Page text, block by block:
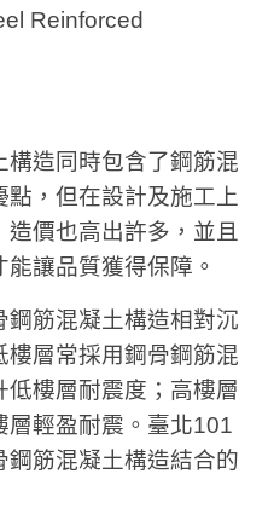
Reinforced
造同時包含了鋼筋混
點，但在設計及施工上
價也高出許多，並且
讓品質獲得保障。
鋼筋混凝土構造相對沉
層常採用鋼骨鋼筋混
樓層耐震度；高樓層
層輕盈耐震。臺北101
鋼筋混凝土構造結合的